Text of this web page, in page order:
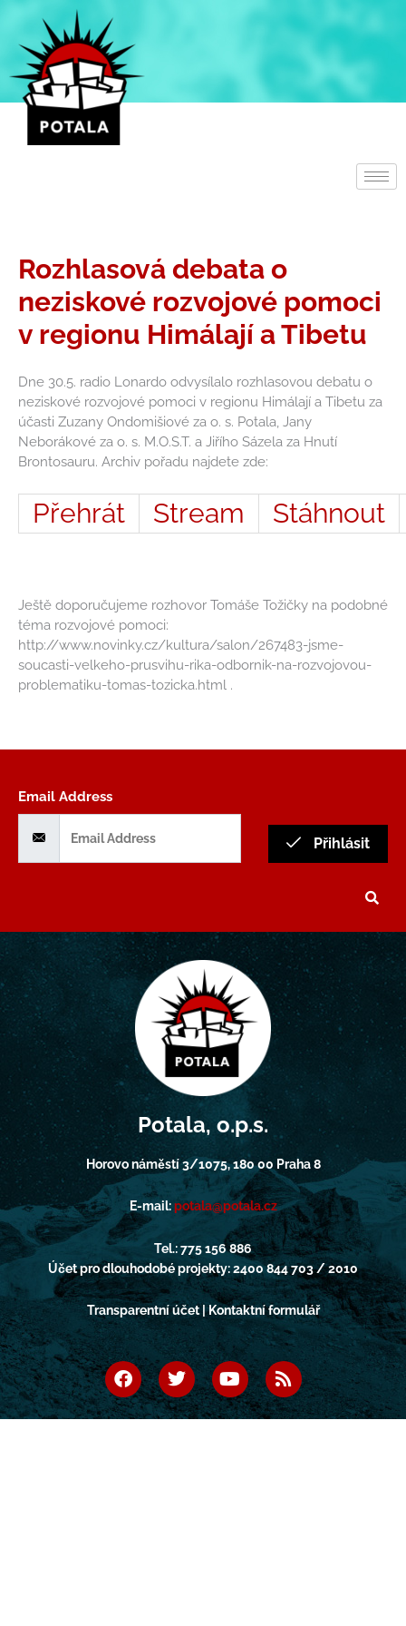
Přeskočit
obsah
Rozhlasová debata o
neziskové rozvojové pomoci
v regionu Himálají a Tibetu
Dne 30.5. radio Lonardo odvysílalo rozhlasovou debatu o
neziskové rozvojové pomoci v regionu Himálají a Tibetu za
účasti Zuzany Ondomišiové za o. s. Potala, Jany
Neborákové za o. s. M.O.S.T. a Jiřího Sázela za Hnutí
Brontosauru. Archiv pořadu najdete zde:
Přehrát Stream Stáhnout
Ještě doporučujeme rozhovor Tomáše Tožičky na podobné
téma rozvojové pomoci:
http://www.novinky.cz/kultura/salon/267483-jsme-
soucasti-velkeho-prusvihu-rika-odbornik-na-rozvojovou-
problematiku-tomas-tozicka.html .
Email Address
Přihlásit
Potala, o.p.s.
Horovo náměstí 3/1075, 180 00 Praha 8
E-mail:potala@potala.cz
Tel.: 775 156 886
Účet pro dlouhodobé projekty: 2400 844 703 / 2010
Transparentní účet | Kontaktní formulář
F
a
c
e
T
w
i
t
Y
o
u
t
R
s
s